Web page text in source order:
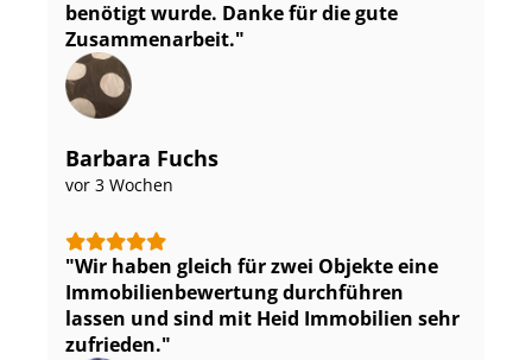
benötigt wurde. Danke für die gute
Zusammenarbeit.
Barbara Fuchs
vor 3 Wochen
Wir haben gleich für zwei Objekte eine
Im­mo­bi­li­en­be­wer­tung durchführen
lassen und sind mit Heid Immobilien sehr
zufrieden.